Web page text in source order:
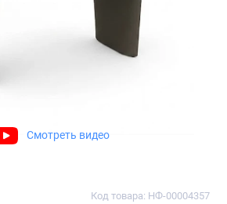
Смотреть видео
Код товара: НФ-00004357